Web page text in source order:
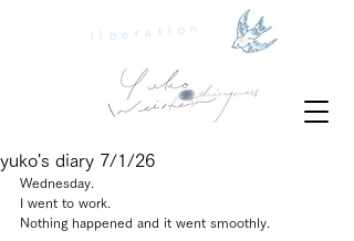
liberation
yuko's diary 7/1/26
Wednesday.
I went to work.
Nothing happened and it went smoothly.